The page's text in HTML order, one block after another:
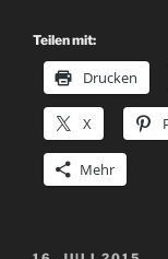
Teilen mit:
Drucken
X
Mehr